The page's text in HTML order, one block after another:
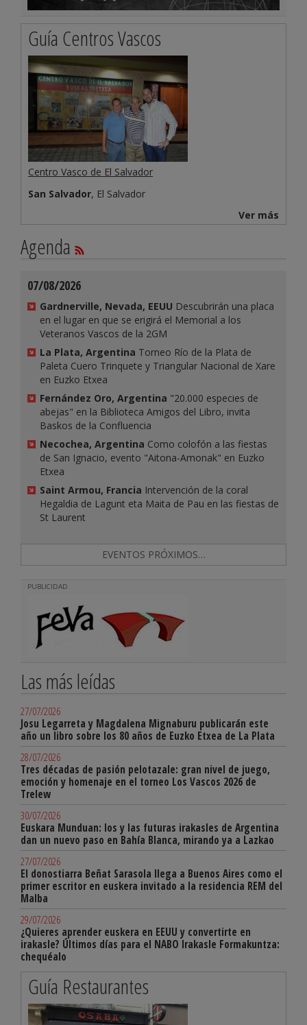
Guía Centros Vascos
Centro Vasco de El Salvador
San Salvador, El Salvador
Ver más
Agenda
07/08/2026
Gardnerville, Nevada, EEUU Descubrirán una placa
en el lugar en que se erigirá el Memorial a los
Veteranos Vascos de la 2GM
La Plata, Argentina Torneo Río de la Plata de
Paleta Cuero Trinquete y Triangular Nacional de Xare
en Euzko Etxea
Fernández Oro, Argentina "20.000 especies de
abejas" en la Biblioteca Amigos del Libro, invita
Baskos de la Confluencia
Necochea, Argentina Como colofón a las fiestas
de San Ignacio, evento "Aitona-Amonak" en Euzko
Etxea
Saint Armou, Francia Intervención de la coral
Hegaldia de Lagunt eta Maita de Pau en las fiestas de
St Laurent
EVENTOS PRÓXIMOS…
PUBLICIDAD
Las más leídas
27/07/2026
Josu Legarreta y Magdalena Mignaburu publicarán este
año un libro sobre los 80 años de Euzko Etxea de La Plata
28/07/2026
Tres décadas de pasión pelotazale: gran nivel de juego,
emoción y homenaje en el torneo Los Vascos 2026 de
Trelew
30/07/2026
Euskara Munduan: los y las futuras irakasles de Argentina
dan un nuevo paso en Bahía Blanca, mirando ya a Lazkao
27/07/2026
El donostiarra Beñat Sarasola llega a Buenos Aires como el
primer escritor en euskera invitado a la residencia REM del
Malba
29/07/2026
¿Quieres aprender euskera en EEUU y convertirte en
irakasle? Últimos días para el NABO Irakasle Formakuntza:
chequéalo
Guía Restaurantes